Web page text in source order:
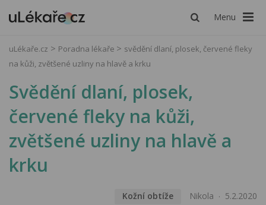
Menu
uLékaře.cz Poradna lékaře
svědění dlaní, plosek, červené fleky
na kůži, zvětšené uzliny na hlavě a krku
Svědění dlaní, plosek,
červené fleky na kůži,
zvětšené uzliny na hlavě a
krku
Kožní obtíže Nikola 5.2.2020